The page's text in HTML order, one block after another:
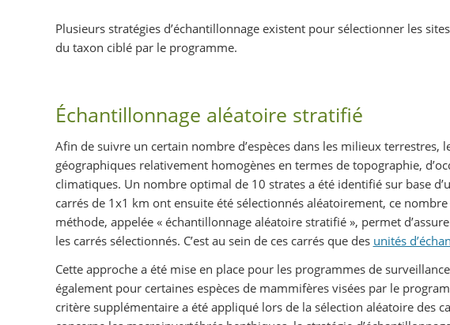
Plusieurs stratégies d’échantillonnage existent pour sélectionner les
du taxon ciblé par le programme.
Échantillonnage aléatoire stratifié
Afin de suivre un certain nombre d’espèces dans les milieux
géographiques relativement homogènes en termes de topographie,
climatiques. Un nombre optimal de 10 strates a été identifié sur base
carrés de 1x1 km ont ensuite été sélectionnés aléatoirement, ce
méthode, appelée « échantillonnage aléatoire stratifié », permet
les carrés sélectionnés. C’est au sein de ces carrés que des unités
Cette approche a été mise en place pour les programmes de
également pour certaines espèces de mammifères visées par le
critère supplémentaire a été appliqué lors de la sélection aléatoire des